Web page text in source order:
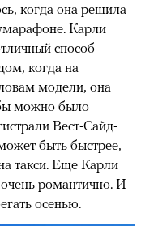
когда она решила
Карли
способ
когда на
модели, она
можно было
Вест-Сайд-
быть быстрее,
такси. Еще Карли
романтично. И
осенью.